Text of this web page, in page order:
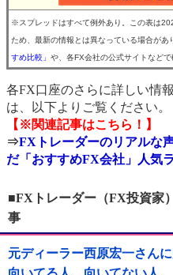
※スプレッドはすべて例外あり。この表は
ため、最新の情報とは異なっている場合が
すめ比較」 や、各FX会社の公式サイトなど
各FX口座のさらに詳しい情
は、以下よりご覧ください。
【※関連記事はこちら！】
⇒FXトレーダーのリアルな
だ「おすすめFX会社」人気
■FXトレーダー（FX投資家
事
元ディーラー西原宏一さん